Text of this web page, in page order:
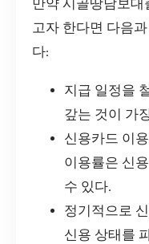
만약 시골땅담보
고자 한다면 다음
다:
지급 일정을
갚는 것이 가
신용카드 이
이용률은 신
수 있다.
정기적으로
신용 상태를